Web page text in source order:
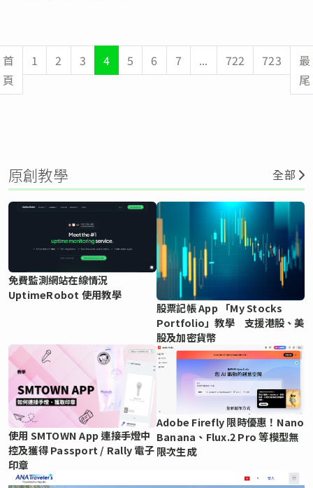
首
頁
1 2 3 4 5 6 7 ... 722 723
最
尾
原創教學 全部
免費監測網站在線情況
UptimeRobot 使用教學
股票記帳 App 「My Stocks
Portfolio」教學 支援港股、美
股及加密貨幣
使用 SMTOWN App 連接手燈中
控及獲得 Passport / Rally 電子
印章
Adobe Firefly 限時優惠！Nano
Banana、Flux.2 Pro 等模型無
限次生成